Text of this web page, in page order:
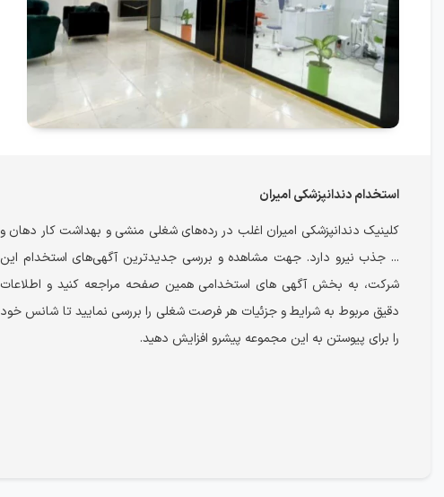
استخدام دندانپزشکی امیران
کلینیک دندانپزشکی امیران اغلب در رده‌های شغلی منشی و بهداشت کار دهان و
... جذب نیرو دارد. جهت مشاهده و بررسی جدیدترین آگهی‌های استخدام این
شرکت، به بخش آگهی های استخدامی همین صفحه مراجعه کنید و اطلاعات
دقیق مربوط به شرایط و جزئیات هر فرصت شغلی را بررسی نمایید تا شانس خود
را برای پیوستن به این مجموعه پیشرو افزایش دهید.